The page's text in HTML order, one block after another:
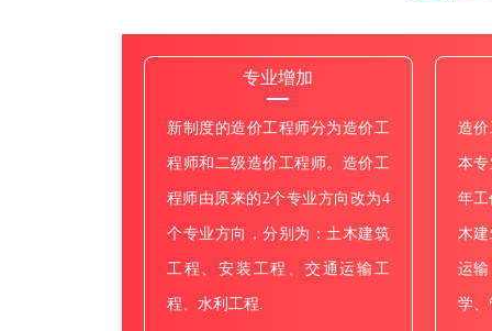
专业增加
新制度的造价工程师分为造价工
程师和二级造价工程师。造价工
程师由原来的2个专业方向改为4
个专业方向，分别为：土木建筑
工程、安装工程、交通运输工
程、水利工程.
造
本
年
木
运
学、